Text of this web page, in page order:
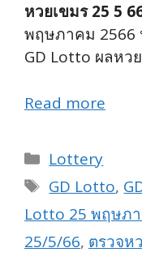
หวยเขมร 25 5
พฤษภาคม 2566
GD Lotto ผลหว
Read more
Categories
Lottery
Tags
GD Lotto,
Lotto 25 พฤษภ
25/5/66, ตรวจห